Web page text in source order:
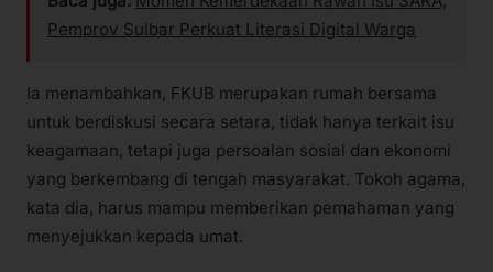
Pemprov Sulbar Perkuat Literasi Digital Warga
Ia menambahkan, FKUB merupakan rumah bersama
untuk berdiskusi secara setara, tidak hanya terkait isu
keagamaan, tetapi juga persoalan sosial dan ekonomi
yang berkembang di tengah masyarakat. Tokoh agama,
kata dia, harus mampu memberikan pemahaman yang
menyejukkan kepada umat.